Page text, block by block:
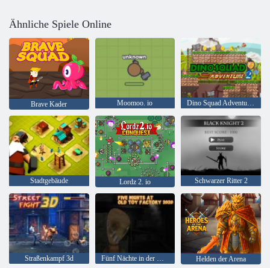
Ähnliche Spiele Online
Brave Kader Moomoo. io Dino Squad Adventure 2
Stadtgebäude Lordz 2. io Schwarzer Ritter 2
Straßenkampf 3d Fünf Nächte in der Old Toy Factory 2020 Helden der Arena